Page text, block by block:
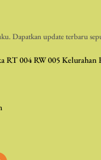
Dapatkan update terbaru
RT 004 RW 005